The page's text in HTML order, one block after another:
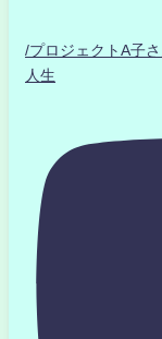
/プロジェクトA子
人生